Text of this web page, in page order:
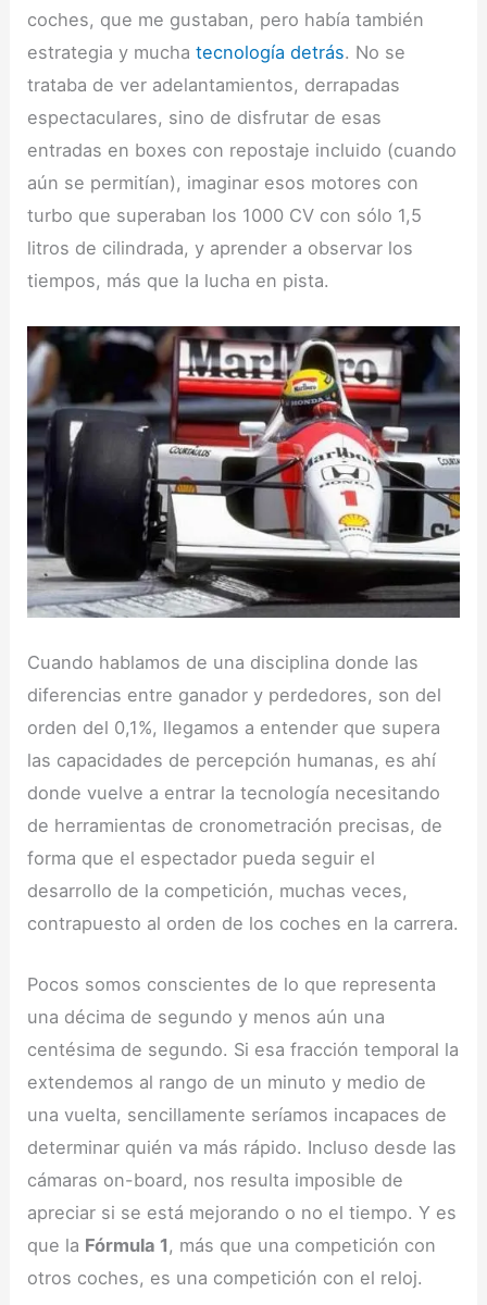
coches, que me gustaban, pero había también
estrategia y muchatecnología detrás. No se
trataba de ver adelantamientos, derrapadas
espectaculares, sino de disfrutar de esas
entradas en boxes con repostaje incluido (cuando
aún se permitían), imaginar esos motores con
turbo que superaban los 1000 CV con sólo 1,5
litros de cilindrada, y aprender a observar los
tiempos, más que la lucha en pista.
Cuando hablamos de una disciplina donde las
diferencias entre ganador y perdedores, son del
orden del 0,1%, llegamos a entender que supera
las capacidades de percepción humanas, es ahí
donde vuelve a entrar la tecnología necesitando
de herramientas de cronometración precisas, de
forma que el espectador pueda seguir el
desarrollo de la competición, muchas veces,
contrapuesto al orden de los coches en la carrera.
Pocos somos conscientes de lo que representa
una décima de segundo y menos aún una
centésima de segundo. Si esa fracción temporal la
extendemos al rango de un minuto y medio de
una vuelta, sencillamente seríamos incapaces de
determinar quién va más rápido. Incluso desde las
cámaras on-board, nos resulta imposible de
apreciar si se está mejorando o no el tiempo. Y es
que la Fórmula 1, más que una competición con
otros coches, es una competición con el reloj.